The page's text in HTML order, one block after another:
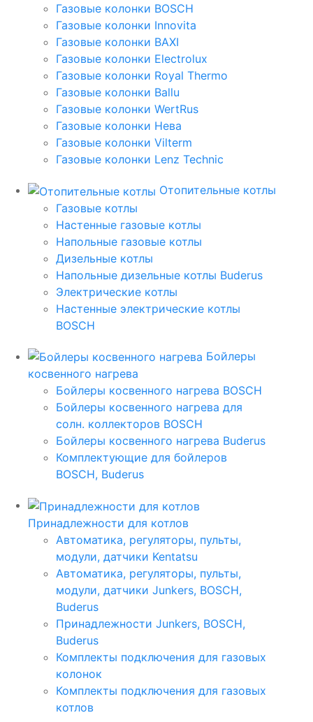
Газовые колонки BOSCH
Газовые колонки Innovita
Газовые колонки BAXI
Газовые колонки Electrolux
Газовые колонки Royal Thermo
Газовые колонки Ballu
Газовые колонки WertRus
Газовые колонки Нева
Газовые колонки Vilterm
Газовые колонки Lenz Technic
Отопительные котлы
Газовые котлы
Настенные газовые котлы
Напольные газовые котлы
Дизельные котлы
Напольные дизельные котлы Buderus
Электрические котлы
Настенные электрические котлы
BOSCH
Бойлеры
косвенного нагрева
Бойлеры косвенного нагрева BOSCH
Бойлеры косвенного нагрева для
солн. коллекторов BOSCH
Бойлеры косвенного нагрева Buderus
Комплектующие для бойлеров
BOSCH, Buderus
Принадлежности для котлов
Автоматика, регуляторы, пульты,
модули, датчики Kentatsu
Автоматика, регуляторы, пульты,
модули, датчики Junkers, BOSCH,
Buderus
Принадлежности Junkers, BOSCH,
Buderus
Комплекты подключения для газовых
колонок
Комплекты подключения для газовых
котлов